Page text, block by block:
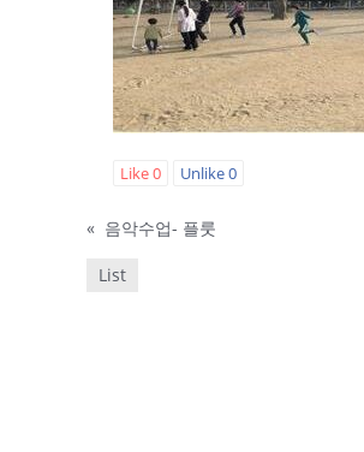
Like0 Unlike0
« 음악수업- 플룻
List